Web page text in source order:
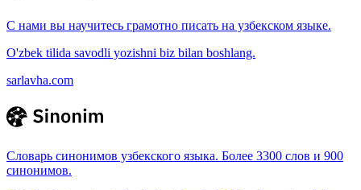
С нами вы научитесь грамотно писать на узбекском языке.
O'zbek tilida savodli yozishni biz bilan boshlang.
sarlavha.com
Словарь синонимов узбекского языка. Более 3300 слов и 900
синонимов.